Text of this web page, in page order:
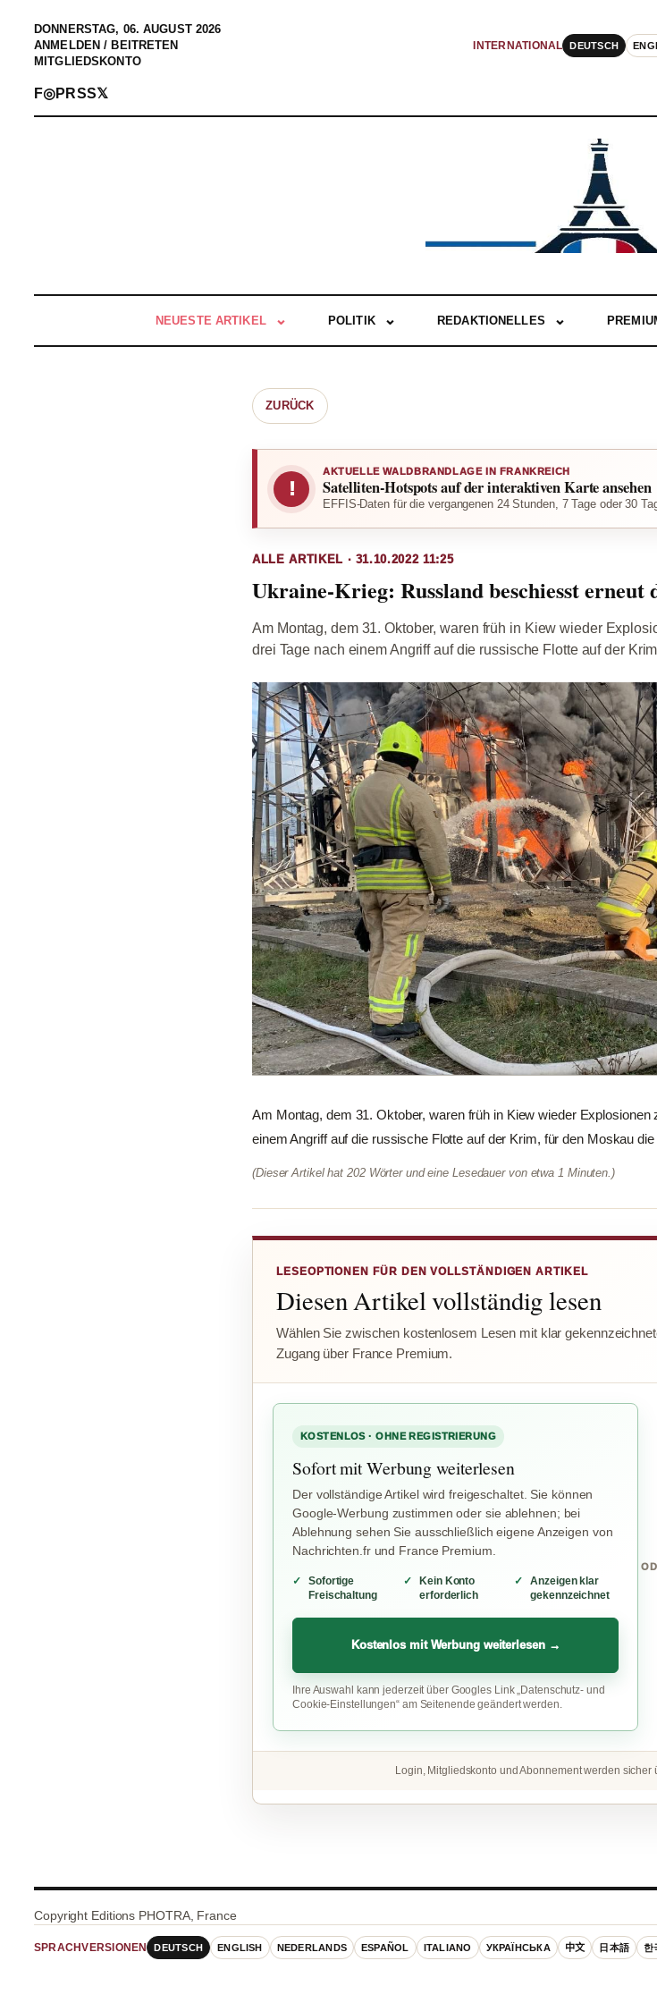
DONNERSTAG, 06. AUGUST 2026
ANMELDEN / BEITRETEN
MITGLIEDSKONTO
INTERNATIONAL DEUTSCH
F◎PRSS𝕏
NEUESTE ARTIKEL POLITIK REDAKTIONELLES
ZURÜCK
!
AKTUELLE WALDBRANDLAGE IN FRANKREICH
Satelliten-Hotspots auf der interaktiven Karte ansehen
EFFIS-Daten für die vergangenen 24 Stunden, 7 Tage oder 30
ALLE ARTIKEL · 31.10.2022 11:25
Ukraine-Krieg: Russland beschiesst
Am Montag, dem 31. Oktober, waren früh in Kiew wieder
drei Tage nach einem Angriff auf die russische Flotte auf der
Am Montag, dem 31. Oktober, waren früh in Kiew wieder Explosionen
einem Angriff auf die russische Flotte auf der Krim, für den Moskau
(Dieser Artikel hat 202 Wörter und eine Lesedauer von etwa 1 Minuten.)
LESEOPTIONEN FÜR DEN VOLLSTÄNDIGEN ARTIKEL
Diesen Artikel vollständig lesen
Wählen Sie zwischen kostenlosem Lesen mit klar
Zugang über France Premium.
KOSTENLOS · OHNE REGISTRIERUNG
Sofort mit Werbung weiterlesen
Der vollständige Artikel wird freigeschaltet. Sie können
Google-Werbung zustimmen oder sie ablehnen; bei
Ablehnung sehen Sie ausschließlich eigene Anzeigen von
Nachrichten.fr und France Premium.
Sofortige
Freischaltung
Kein Konto
erforderlich
Anzeigen klar
gekennzeichnet
Kostenlos mit Werbung weiterlesen →
Ihre Auswahl kann jederzeit über Googles Link „Datenschutz- und
Cookie-Einstellungen“ am Seitenende geändert werden.
Login, Mitgliedskonto und Abonnement werden sicher
Copyright Editions PHOTRA, France
SPRACHVERSIONEN DEUTSCH ENGLISH NEDERLANDS ESPAÑOL ITALIANO УКРАЇНСЬКА 中文 日本語 한